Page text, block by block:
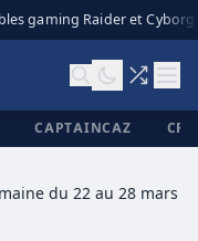
gaming Raider et Cyborg
CAPTAINCAZ
du 22 au 28 mars